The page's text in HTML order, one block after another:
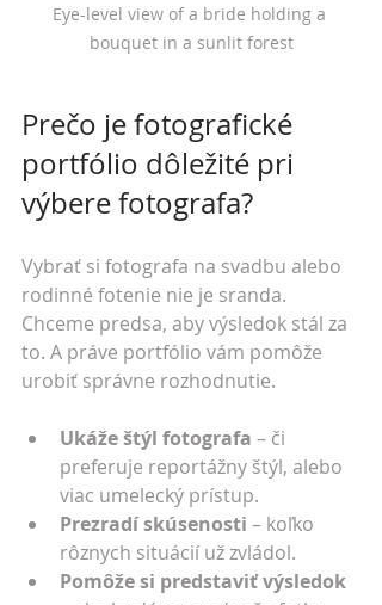
Eye-level view of a bride holding a
bouquet in a sunlit forest
Prečo je fotografické
portfólio dôležité pri
výbere fotografa?
Vybrať si fotografa na svadbu alebo
rodinné fotenie nie je sranda.
Chceme predsa, aby výsledok stál za
to. A práve portfólio vám pomôže
urobiť správne rozhodnutie.
Ukáže štýl fotografa – či
preferuje reportážny štýl, alebo
viac umelecký prístup.
Prezradí skúsenosti – koľko
rôznych situácií už zvládol.
Pomôže si predstaviť výsledok